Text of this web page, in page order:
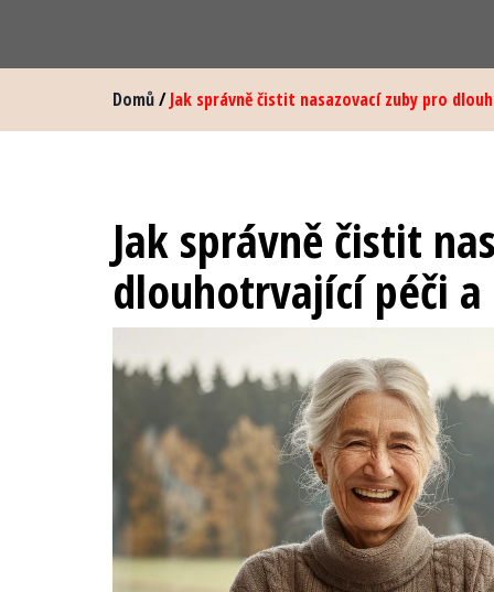
Domů/Jak správně čistit nasazovací zuby pro
Jak správně čistit
dlouhotrvající péči